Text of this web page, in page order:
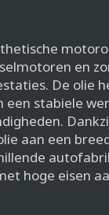
en
De olie
een stabiele
aan een
hoge eisen